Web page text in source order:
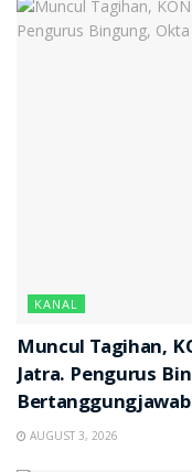
KANAL
Muncul Tagihan,
Jatra. Pengurus
Bertanggungjawab
AUGUST 3, 2026